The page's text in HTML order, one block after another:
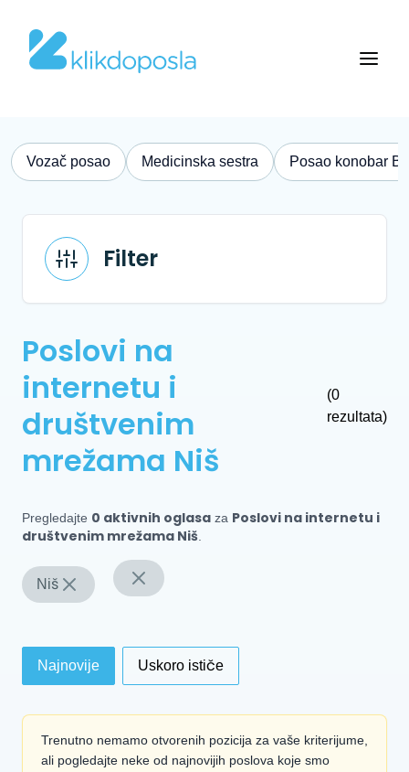
Vozač posao Medicinska sestra Posao konobar
Filter
Poslovi na
internetu i
društvenim
mrežama Niš
(0
rezultata)
Pregledajte 0 aktivnih oglasa za Poslovi na internetu i
društvenim mrežama Niš
Niš
Najnovije Uskoro ističe
Trenutno nemamo otvorenih pozicija za vaše kriterijume,
ali pogledajte neke od najnovijih poslova koje smo